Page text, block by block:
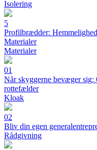
Isolering
5
Profilbrædder:
Materialer
Materialer
01
Når skyggerne bevæger sig:
rottefælder
Kloak
02
Bliv din egen
Rådgivning